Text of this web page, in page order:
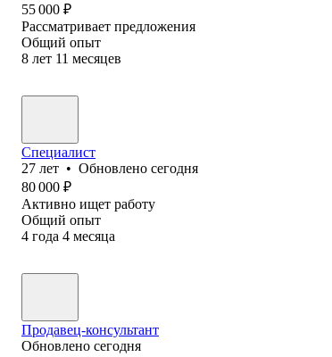
55 000 ₽
Рассматривает предложения
Общий опыт
8 лет 11 месяцев
Специалист
27 лет • Обновлено сегодня
80 000 ₽
Активно ищет работу
Общий опыт
4 года 4 месяца
Продавец-консультант
Обновлено сегодня